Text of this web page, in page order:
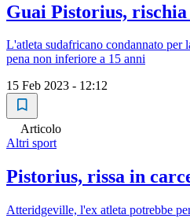
Guai Pistorius, rischia
L'atleta sudafricano condannato per
pena non inferiore a 15 anni
15 Feb 2023 - 12:12
Articolo
Altri sport
Pistorius, rissa in
Atteridgeville, l'ex atleta potrebbe